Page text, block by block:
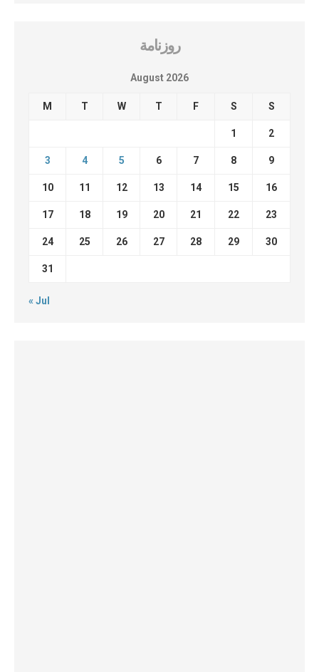
روزنامة
August 2026
M T W T F S S
1 2
3 4 5 6 7 8 9
10 11 12 13 14 15 16
17 18 19 20 21 22 23
24 25 26 27 28 29 30
31
« Jul